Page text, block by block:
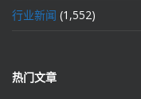
行业新闻 (1,552)
热门文章